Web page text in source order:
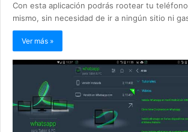
Con esta aplicación podrás rootear tu
mismo, sin necesidad de ir a ningún sitio ni
Ver más »